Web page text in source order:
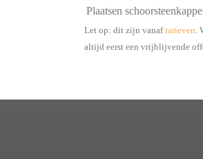
Plaatsen
Let op: dit zijn vanaftarieven
altijd eerst een vrijblijvende